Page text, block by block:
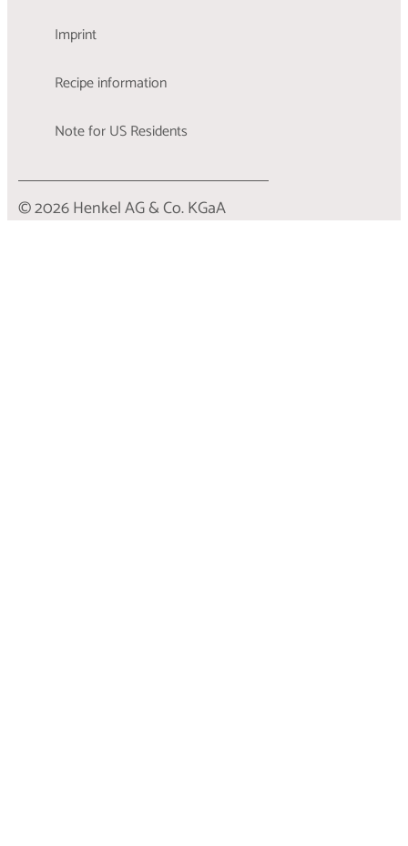
Imprint
Recipe information
Note for US Residents
© 2026 Henkel AG & Co. KGaA